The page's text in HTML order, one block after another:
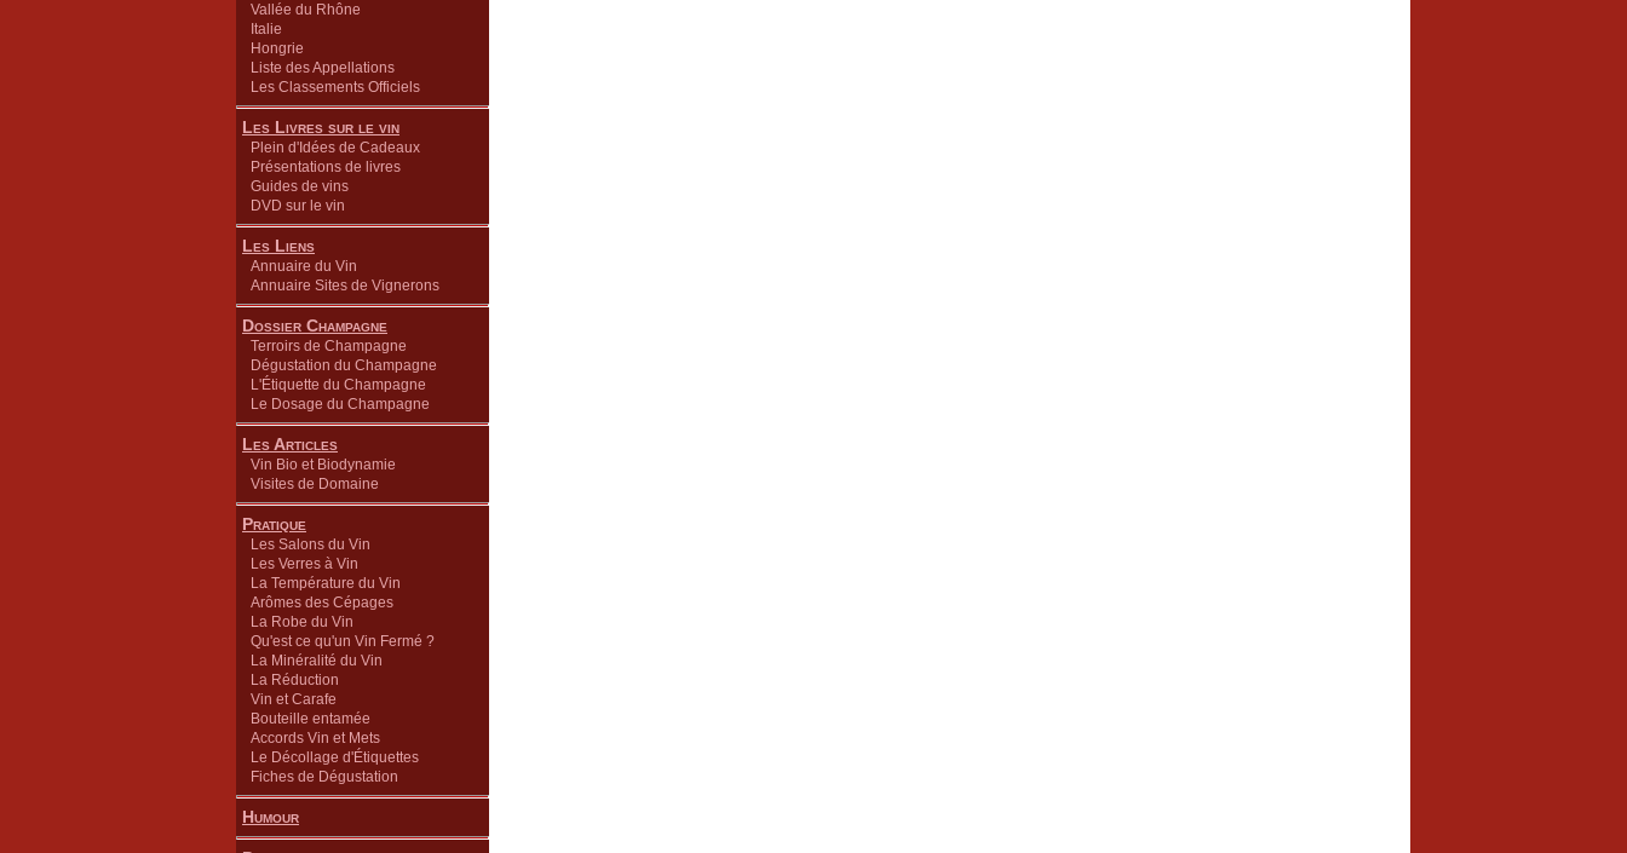
Vallée du Rhône
Italie
Hongrie
Liste des Appellations
Les Classements Officiels
Les Livres sur le vin
Plein d'Idées de Cadeaux
Présentations de livres
Guides de vins
DVD sur le vin
Les Liens
Annuaire du Vin
Annuaire Sites de Vignerons
Dossier Champagne
Terroirs de Champagne
Dégustation du Champagne
L'Étiquette du Champagne
Le Dosage du Champagne
Les Articles
Vin Bio et Biodynamie
Visites de Domaine
Pratique
Les Salons du Vin
Les Verres à Vin
La Température du Vin
Arômes des Cépages
La Robe du Vin
Qu'est ce qu'un Vin Fermé ?
La Minéralité du Vin
La Réduction
Vin et Carafe
Bouteille entamée
Accords Vin et Mets
Le Décollage d'Étiquettes
Fiches de Dégustation
Humour